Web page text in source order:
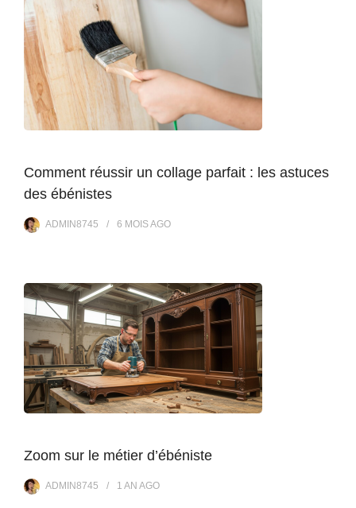
Comment réussir un collage parfait : les astuces
des ébénistes
ADMIN8745 6 MOISAGO
Zoom sur le métier d’ébéniste
ADMIN8745 1 AN AGO